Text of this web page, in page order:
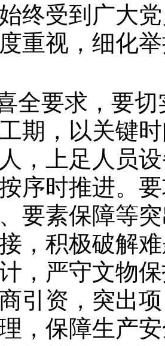
终受到广大
重视，细化
全要求，要
期，以关键
，上足人员
序时推进。
要素保障等
，积极破解
，严守文物
引资，突出
，保障生产